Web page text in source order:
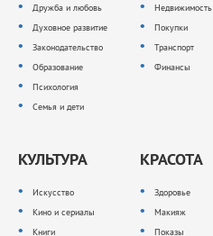
Дружба и любовь
Духовное развитие
Законодательство
Образование
Психология
Семья и дети
Недвижимость
Покупки
Транспорт
Финансы
КУЛЬТУРА
Искусство
Кино и сериалы
Книги
КРАСОТА
Здоровье
Макияж
Показы